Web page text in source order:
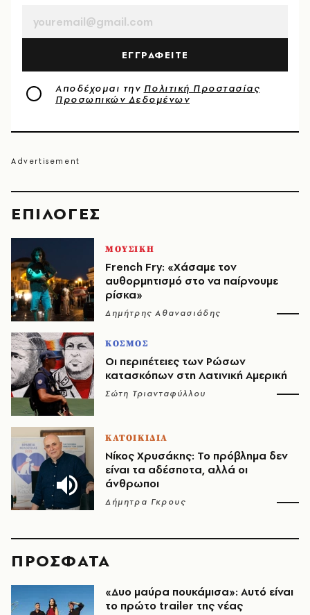
EΠΙΛΟΓΈΣ
ΜΟΥΣΙΚΗ
French Fry: «Χάσαμε τον
αυθορμητισμό στο να παίρνουμε
ρίσκα»
Δημήτρης Αθανασιάδης
ΚΟΣΜΟΣ
Οι περιπέτειες των Ρώσων
κατασκόπων στη Λατινική Αμερική
Σώτη Τριανταφύλλου
ΚΑΤΟΙΚΙΔΙΑ
Νίκος Χρυσάκης: Το πρόβλημα δεν
είναι τα αδέσποτα, αλλά οι
άνθρωποι
Δήμητρα Γκρους
ΕΓΓΡΑΦΕΙΤΕ
Αποδέχομαι την Πολιτική Προστασίας
Προσωπικών Δεδομένων
ΠΡΟΣΦΑΤΑ
«Δυο μαύρα πουκάμισα»: Αυτό είναι
το πρώτο trailer της νέας